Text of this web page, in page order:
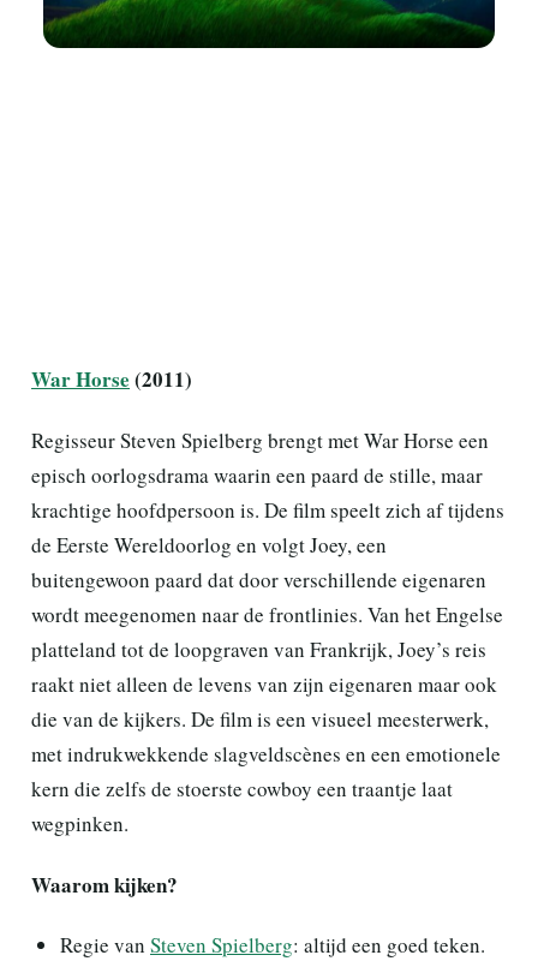
War Horse (2011)
Regisseur Steven Spielberg brengt met War Horse een
episch oorlogsdrama waarin een paard de stille, maar
krachtige hoofdpersoon is. De film speelt zich af tijdens
de Eerste Wereldoorlog en volgt Joey, een
buitengewoon paard dat door verschillende eigenaren
wordt meegenomen naar de frontlinies. Van het Engelse
platteland tot de loopgraven van Frankrijk, Joey’s reis
raakt niet alleen de levens van zijn eigenaren maar ook
die van de kijkers. De film is een visueel meesterwerk,
met indrukwekkende slagveldscènes en een emotionele
kern die zelfs de stoerste cowboy een traantje laat
wegpinken.
Waarom kijken?
Regie van Steven Spielberg: altijd een goed teken.